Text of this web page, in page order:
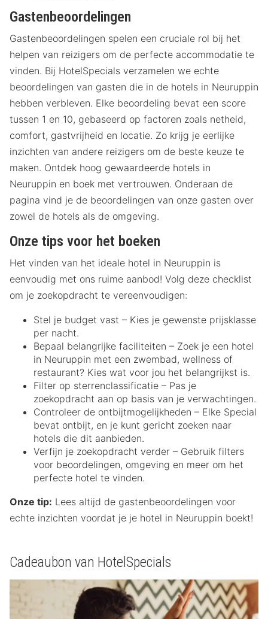
Gastenbeoordelingen
Gastenbeoordelingen spelen een cruciale rol bij het
helpen van reizigers om de perfecte accommodatie te
vinden. Bij HotelSpecials verzamelen we echte
beoordelingen van gasten die in de hotels in Neuruppin
hebben verbleven. Elke beoordeling bevat een score
tussen 1 en 10, gebaseerd op factoren zoals netheid,
comfort, gastvrijheid en locatie. Zo krijg je eerlijke
inzichten van andere reizigers om de beste keuze te
maken. Ontdek hoog gewaardeerde hotels in
Neuruppin en boek met vertrouwen. Onderaan de
pagina vind je de beoordelingen van onze gasten over
zowel de hotels als de omgeving.
Onze tips voor het boeken
Het vinden van het ideale hotel in Neuruppin is
eenvoudig met ons ruime aanbod! Volg deze checklist
om je zoekopdracht te vereenvoudigen:
Stel je budget vast – Kies je gewenste prijsklasse
per nacht.
Bepaal belangrijke faciliteiten – Zoek je een hotel
in Neuruppin met een zwembad, wellness of
restaurant? Kies wat voor jou het belangrijkst is.
Filter op sterrenclassificatie – Pas je
zoekopdracht aan op basis van je verwachtingen.
Controleer de ontbijtmogelijkheden – Elke Special
bevat ontbijt, en je kunt gericht zoeken naar
hotels die dit aanbieden.
Verfijn je zoekopdracht verder – Gebruik filters
voor beoordelingen, omgeving en meer om het
perfecte hotel te vinden.
Onze tip: Lees altijd de gastenbeoordelingen voor
echte inzichten voordat je je hotel in Neuruppin boekt!
Cadeaubon van HotelSpecials